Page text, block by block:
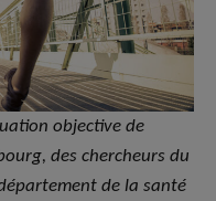
objective de
des chercheurs du
de la santé